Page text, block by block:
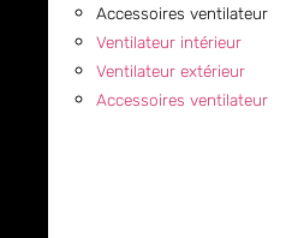
Accessoires ventilateur
Ventilateur intérieur
Ventilateur extérieur
Accessoires ventilateur